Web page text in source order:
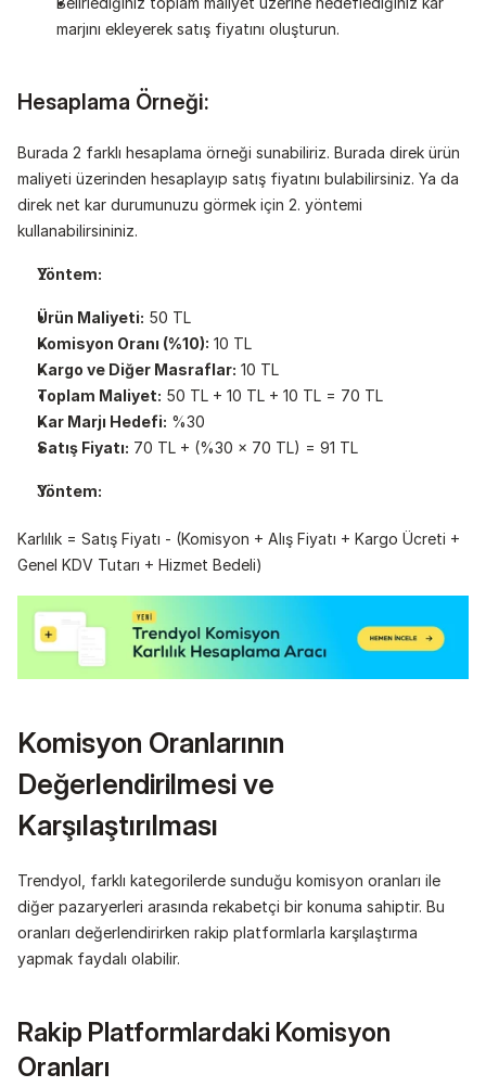
marjını ekleyerek satış fiyatını oluşturun.
Hesaplama Örneği:
Burada 2 farklı hesaplama örneği sunabiliriz. Burada direk ürün
maliyeti üzerinden hesaplayıp satış fiyatını bulabilirsiniz. Ya da
direk net kar durumunuzu görmek için 2. yöntemi
kullanabilirsininiz.
Yöntem:
Ürün Maliyeti: 50 TL
Komisyon Oranı (%10): 10 TL
Kargo ve Diğer Masraflar: 10 TL
Toplam Maliyet: 50 TL + 10 TL + 10 TL = 70 TL
Kar Marjı Hedefi: %30
Satış Fiyatı: 70 TL + (%30 x 70 TL) = 91 TL
Yöntem:
Karlılık = Satış Fiyatı - (Komisyon + Alış Fiyatı + Kargo Ücreti +
Genel KDV Tutarı + Hizmet Bedeli)
Komisyon Oranlarının
Değerlendirilmesi ve
Karşılaştırılması
Trendyol, farklı kategorilerde sunduğu komisyon oranları ile
diğer pazaryerleri arasında rekabetçi bir konuma sahiptir. Bu
oranları değerlendirirken rakip platformlarla karşılaştırma
yapmak faydalı olabilir.
Rakip Platformlardaki Komisyon
Oranları